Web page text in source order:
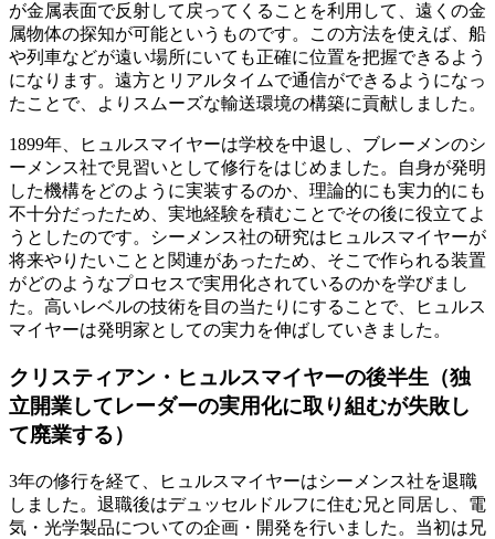
が金属表面で反射して戻ってくることを利用して、遠くの金
属物体の探知が可能というものです。この方法を使えば、船
や列車などが遠い場所にいても正確に位置を把握できるよう
になります。遠方とリアルタイムで通信ができるようになっ
たことで、よりスムーズな輸送環境の構築に貢献しました。
1899年、ヒュルスマイヤーは学校を中退し、ブレーメンのシ
ーメンス社で見習いとして修行をはじめました。自身が発明
した機構をどのように実装するのか、理論的にも実力的にも
不十分だったため、実地経験を積むことでその後に役立てよ
うとしたのです。シーメンス社の研究はヒュルスマイヤーが
将来やりたいことと関連があったため、そこで作られる装置
がどのようなプロセスで実用化されているのかを学びまし
た。高いレベルの技術を目の当たりにすることで、ヒュルス
マイヤーは発明家としての実力を伸ばしていきました。
クリスティアン・ヒュルスマイヤーの後半生（独
立開業してレーダーの実用化に取り組むが失敗し
て廃業する）
3年の修行を経て、ヒュルスマイヤーはシーメンス社を退職
しました。退職後はデュッセルドルフに住む兄と同居し、電
気・光学製品についての企画・開発を行いました。当初は兄